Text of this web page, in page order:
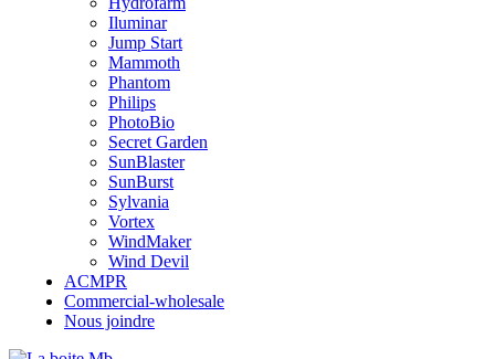
Iluminar
Jump Start
Mammoth
Phantom
Philips
PhotoBio
Secret Garden
SunBlaster
SunBurst
Sylvania
Vortex
WindMaker
Wind Devil
ACMPR
Commercial-wholesale
Nous joindre